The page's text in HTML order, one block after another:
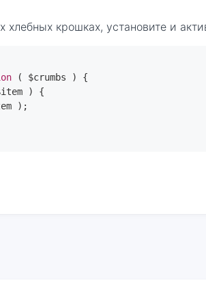
крошках, установите и
( $crumbs )
{
)
{
);